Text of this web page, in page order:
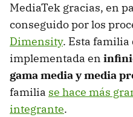
MediaTek gracias, en
conseguido por los
Dimensity. Esta familia
implementada en
gama media y media
familia se hace más
integrante.